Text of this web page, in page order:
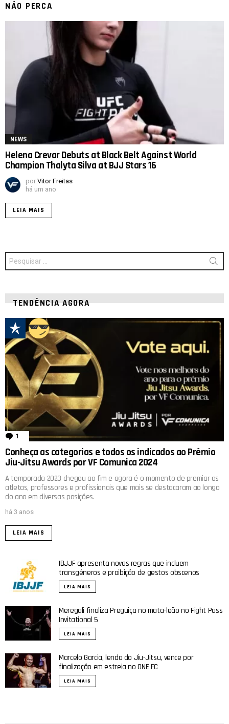
NÃO PERCA
NEWS
Helena Crevar Debuts at Black Belt Against World
Champion Thalyta Silva at BJJ Stars 16
por Vitor Freitas
há um ano
LEIA MAIS
Procurar
por:
TENDÊNCIA AGORA
1 comentário
Conheça as categorias e todos os indicados ao Prêmio
Jiu-Jitsu Awards por VF Comunica 2024
A temporada 2023 chegou ao fim e agora é o momento de premiar os
atletas, professores e profissionais que mais se destacaram ao longo
do ano em diversas posições.
há 3 anos
LEIA MAIS
IBJJF apresenta novas regras que incluem
transgêneros e proibição de gestos obscenos
LEIA MAIS
Meregali finaliza Preguiça no mata-leão no Fight Pass
Invitational 5
LEIA MAIS
Marcelo Garcia, lenda do Jiu-Jitsu, vence por
finalização em estreia no ONE FC
LEIA MAIS